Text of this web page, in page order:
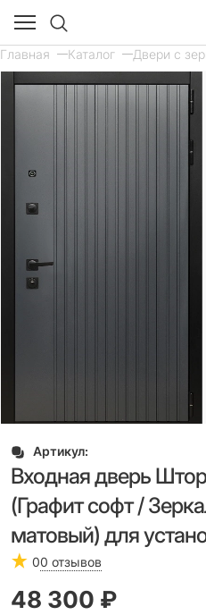
Главная Каталог Двери с
Артикул:
Входная дверь
(Графит софт /
матовый) для
00 отзывов
48 300 ₽